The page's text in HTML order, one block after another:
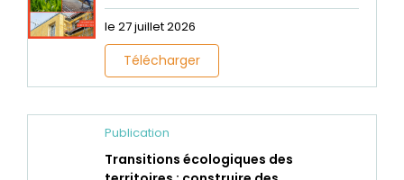
le 27 juillet 2026
Télécharger
Publication
Transitions écologiques des